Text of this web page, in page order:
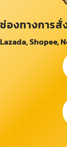
ช่องทางการสั่
Lazada, Shopee,